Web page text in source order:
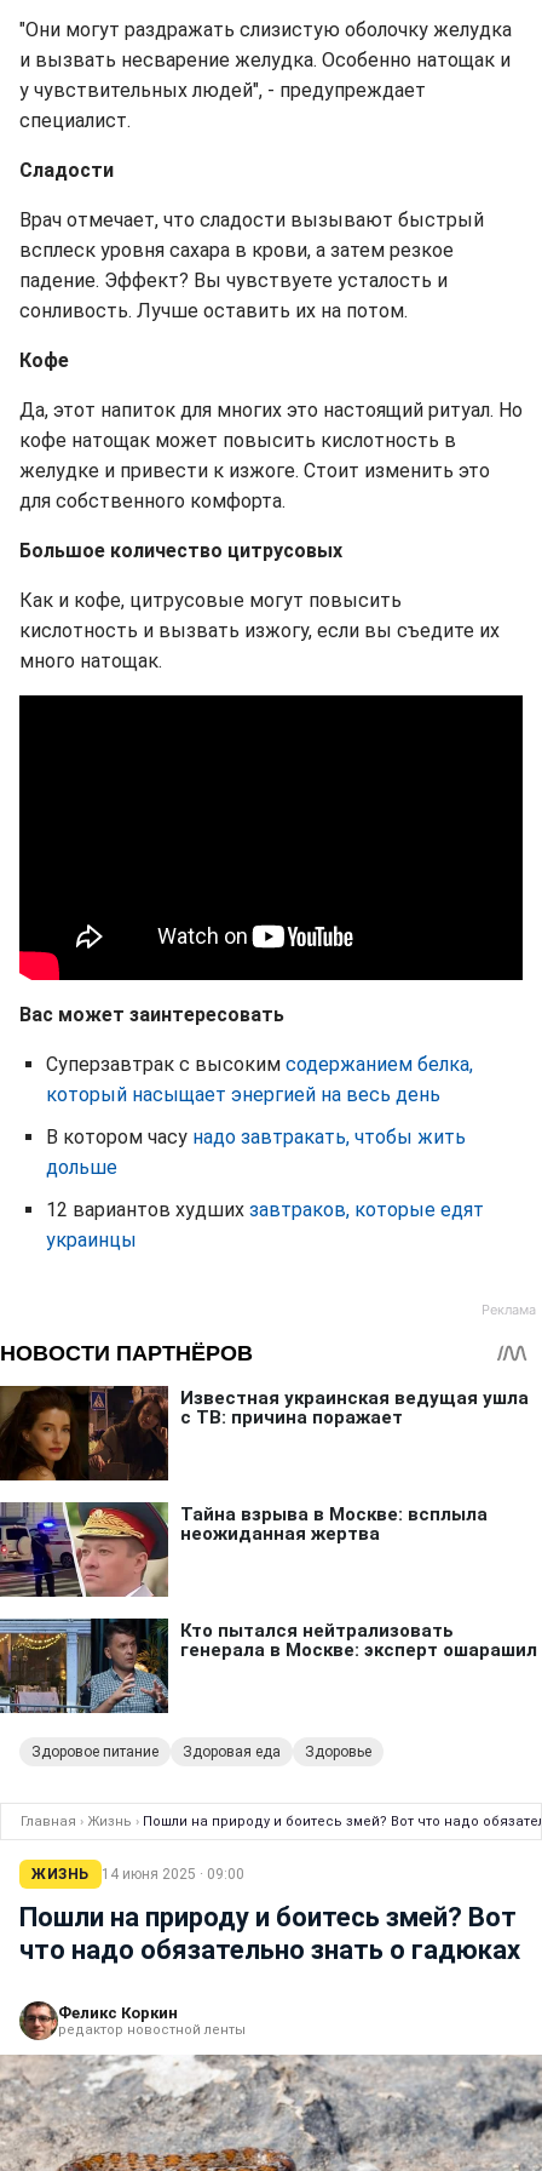
"Они могут раздражать слизистую оболочку желудка
и вызвать несварение желудка. Особенно натощак и
у чувствительных людей", - предупреждает
специалист.
Сладости
Врач отмечает, что сладости вызывают быстрый
всплеск уровня сахара в крови, а затем резкое
падение. Эффект? Вы чувствуете усталость и
сонливость. Лучше оставить их на потом.
Кофе
Да, этот напиток для многих это настоящий ритуал. Но
кофе натощак может повысить кислотность в
желудке и привести к изжоге. Стоит изменить это
для собственного комфорта.
Большое количество цитрусовых
Как и кофе, цитрусовые могут повысить
кислотность и вызвать изжогу, если вы съедите их
много натощак.
Вас может заинтересовать
Суперзавтрак с высоким содержанием белка,
который насыщает энергией на весь день
В котором часу надо завтракать, чтобы жить
дольше
12 вариантов худших завтраков, которые едят
украинцы
Здоровое питание Здоровая еда Здоровье
Главная › Жизнь › Пошли на природу и боитесь змей? Вот что надо
ЖИЗНЬ 14 июня 2025 · 09:00
Пошли на природу и боитесь змей? Вот
что надо обязательно знать о гадюках
Феликс Коркин
редактор новостной ленты